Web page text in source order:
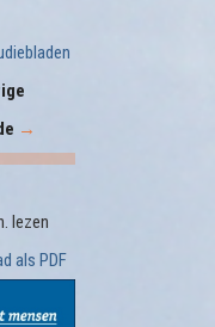
→
lezen
als PDF